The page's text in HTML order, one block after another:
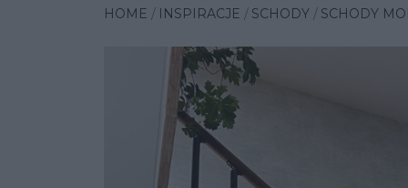
HOME INSPIRACJE SCHODY SCHODY